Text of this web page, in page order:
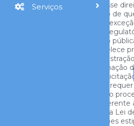
Serviços
Ao regulamentar esse
essencial o princípio de
regra, e o sigilo é a
define o marco
acesso à informação
do Estado e estabelece
para que a
pedidos de informação
resposta a uma
informação pública
ou seja, é necessário
e garantir ao
dado. Para isso, a Lei
Informações